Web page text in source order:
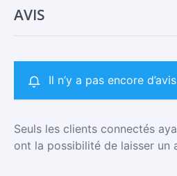
AVIS
Il n’y a pas encore
Seuls les clients connectés
ont la possibilité de laisser un